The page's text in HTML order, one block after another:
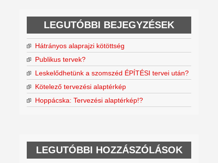
LEGUTÓBBI BEJEGYZÉSEK
Hátrányos alaprajzi kötöttség
Publikus tervek?
Leskelődhetünk a szomszéd ÉPÍTÉSI tervei után?
Kötelező tervezési alaptérkép
Hoppácska: Tervezési alaptérkép!?
LEGUTÓBBI HOZZÁSZÓLÁSOK